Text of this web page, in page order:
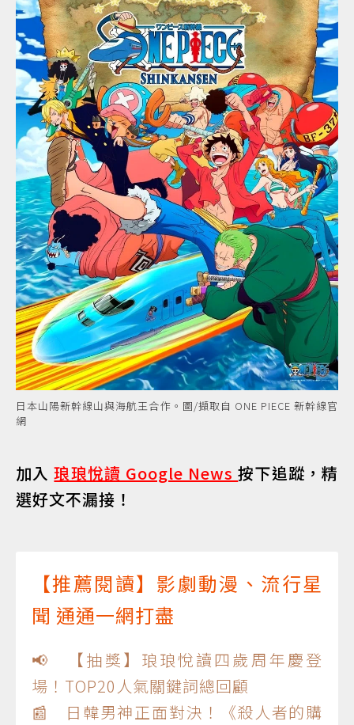
日本山陽新幹線山與海航王合作。圖/擷取自 ONE PIECE 新幹線官
網
加入琅琅悅讀 Google News按下追蹤，精
選好文不漏接！
【推薦閱讀】影劇動漫、流行星
聞 通通一網打盡
📢 【抽獎】琅琅悅讀四歲周年慶登
場！TOP20人氣關鍵詞總回顧
📰 日韓男神正面對決！《殺人者的購